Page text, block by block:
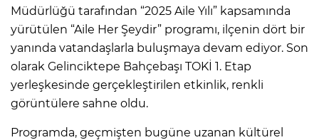
Müdürlüğü tarafından “2025 Aile Yılı” kapsamında
yürütülen “Aile Her Şeydir” programı, ilçenin dört bir
yanında vatandaşlarla buluşmaya devam ediyor. Son
olarak Gelinciktepe Bahçebaşı TOKİ 1. Etap
yerleşkesinde gerçekleştirilen etkinlik, renkli
görüntülere sahne oldu.
Programda, geçmişten bugüne uzanan kültürel